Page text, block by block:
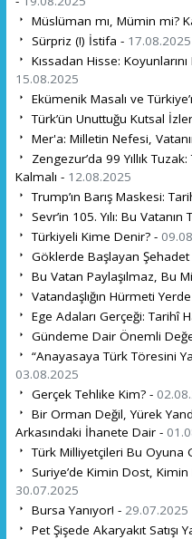
Müslüman mı, Mümin mi?
Sürpriz (!) İstifa - 17.08.2025
Kıssadan Hisse:
15.08.2025
Ekümenik Masalı ve
Türk’ün Unuttuğu Kutsal
Mer'a: Milletin Nefesi,
Zengezur’da 99 Yıllık Tuzak:
Kalmalı - 12.08.2025
Trump’ın Barış Maskesi:
Sevr’in 105. Yılı: Bu Vatanın
Türkiyeli Kime Denir? -
Göklerde Başlayan Şehadet
Bu Vatan Paylaşılmaz, Bu
Vatandaşlığın Hürmeti
Ege Adaları Gerçeği: Tarihî
Gündeme Dair Önemli
“Anayasaya Türk Töresini
03.08.2025
Gerçek Tehlike Kim? -
Bir Orman Değil, Yürek
Arkasındaki İhanete Dair -
Türk Milliyetçileri Bu Oyuna
Suriye’de Kimin Dost,
30.07.2025
Bursa Yanıyor! - 29.07.2025
Pet Şişede Akaryakıt Satışı